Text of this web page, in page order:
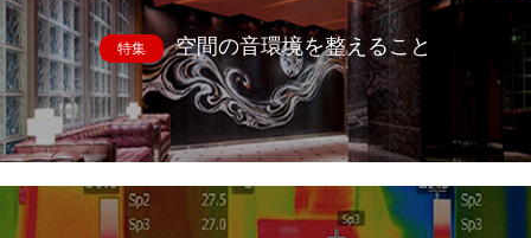
特集 空間の音環境を整えること